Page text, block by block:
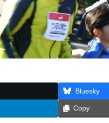
Bluesky
Copy